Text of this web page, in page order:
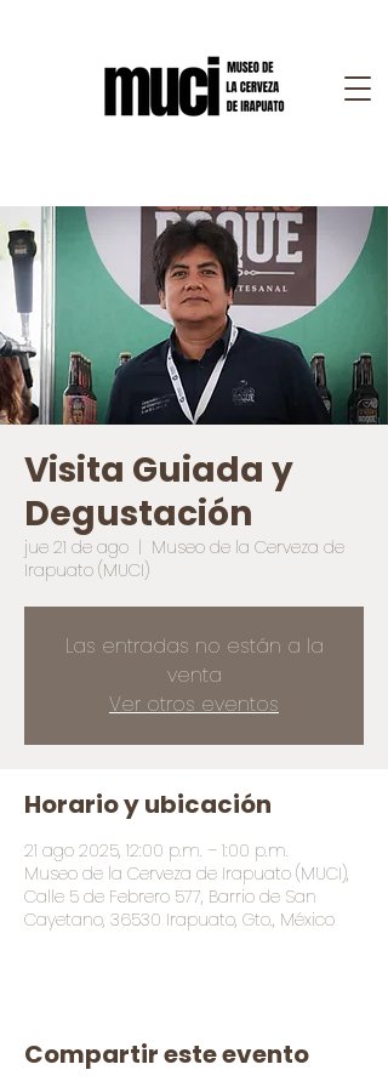
Visita Guiada y
Degustación
jue 21 de ago
  |
Museo de la Cerveza de
Irapuato (MUCI)
Las entradas no están a la
venta
Ver otros eventos
Horario y ubicación
21 ago 2025, 12:00 p.m. – 1:00 p.m.
Museo de la Cerveza de Irapuato (MUCI),
Calle 5 de Febrero 577, Barrio de San
Cayetano, 36530 Irapuato, Gto., México
Compartir este evento